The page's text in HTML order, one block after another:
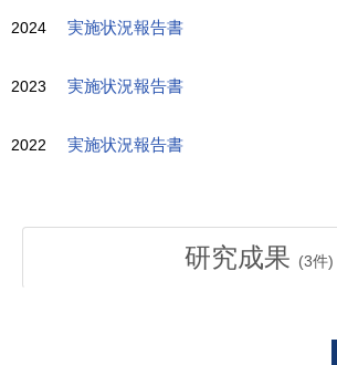
2024 実施状況報告書
2023 実施状況報告書
2022 実施状況報告書
研究成果 (3件)